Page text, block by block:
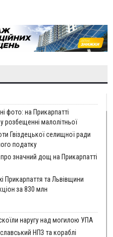
фото: на Прикарпатті
розбещенні малолітньої
Гвіздецької селищної ради
податку
значний дощ на Прикарпатті
Прикарпаття та Львівщини
за 830 млн
наругу над могилою УПА
НПЗ та кораблі